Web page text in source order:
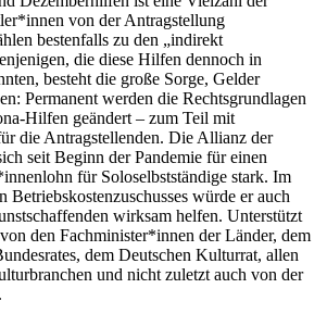
von der Antragstellung
bestenfalls zu den „indirekt
die diese Hilfen dennoch in
besteht die große Sorge, Gelder
Permanent werden die Rechtsgrundlagen
Hilfen geändert – zum Teil mit
die Antragstellenden. Die Allianz der
seit Beginn der Pandemie für einen
für Soloselbstständige stark. Im
Betriebskostenzuschusses würde er auch
wirksam helfen. Unterstützt
den Fachminister*innen der Länder, dem
dem Deutschen Kulturrat, allen
und nicht zuletzt auch von der